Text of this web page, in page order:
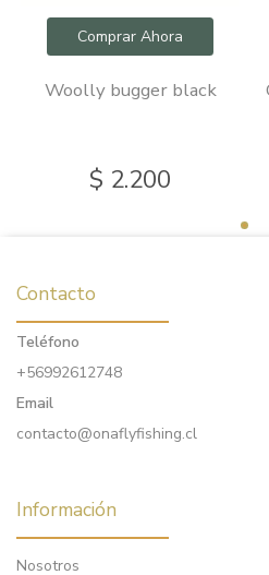
Comprar Ahora
Woolly bugger black
$ 2.200
Contacto
Teléfono
+56992612748
Email
contacto@onaflyfishing.cl
Información
Nosotros